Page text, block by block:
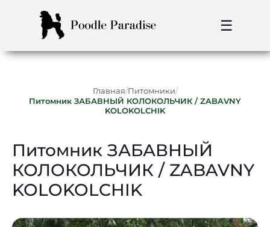
☰
Главная/Питомники/
Питомник ЗАБАВНЫЙ КОЛОКОЛЬЧИК / ZABAVNY
KOLOKOLCHIK
Питомник ЗАБАВНЫЙ
КОЛОКОЛЬЧИК / ZABAVNY
KOLOKOLCHIK